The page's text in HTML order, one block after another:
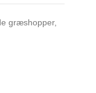
græshopper,